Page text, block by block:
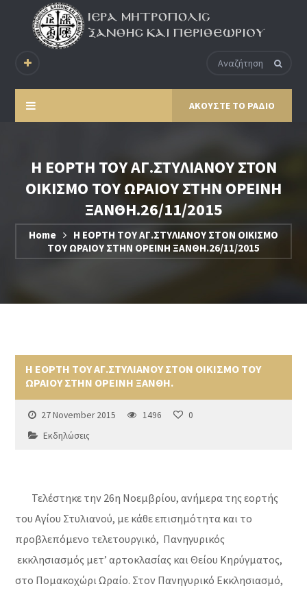
ΑΚΟΥΣΤΕ ΤΟ ΡΑΔΙΟ
Η ΕΟΡΤΗ ΤΟΥ ΑΓ.ΣΤΥΛΙΑΝΟΥ ΣΤΟΝ
ΟΙΚΙΣΜΟ ΤΟΥ ΩΡΑΙΟΥ ΣΤΗΝ ΟΡΕΙΝΗ
ΞΑΝΘΗ.26/11/2015
Home
Η ΕΟΡΤΗ ΤΟΥ ΑΓ.ΣΤΥΛΙΑΝΟΥ ΣΤΟΝ ΟΙΚΙΣΜΟ
ΤΟΥ ΩΡΑΙΟΥ ΣΤΗΝ ΟΡΕΙΝΗ ΞΑΝΘΗ.26/11/2015
Η ΕΟΡΤΗ ΤΟΥ ΑΓ.ΣΤΥΛΙΑΝΟΥ ΣΤΟΝ ΟΙΚΙΣΜΟ ΤΟΥ
ΩΡΑΙΟΥ ΣΤΗΝ ΟΡΕΙΝΗ ΞΑΝΘΗ.
27 November 2015 1496
0
Εκδηλώσεις
Τελέστηκε την 26η Νοεμβρίου, ανήμερα της εορτής
του Αγίου Στυλιανού, με κάθε επισημότητα και το
προβλεπόμενο τελετουργικό, Πανηγυρικός
εκκλησιασμός μετ’ αρτοκλασίας και Θείου Κηρύγματος,
στο Πομακοχώρι Ωραίο. Στον Πανηγυρικό Εκκλησιασμό,